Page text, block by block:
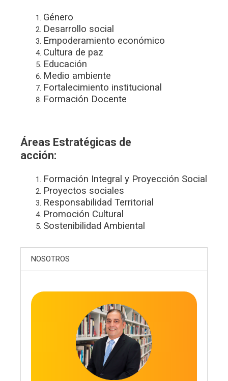
Género
Desarrollo social
Empoderamiento económico
Cultura de paz
Educación
Medio ambiente
Fortalecimiento institucional
Formación Docente
Áreas Estratégicas de
acción:
Formación Integral y Proyección Social
Proyectos sociales
Responsabilidad Territorial
Promoción Cultural
Sostenibilidad Ambiental
NOSOTROS